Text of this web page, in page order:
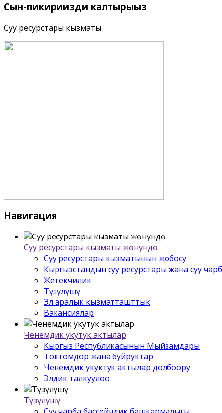
Сын-пикириңизди калтырыңыз
Суу ресурстары кызматы
Навигация
Суу ресурстары кызматы жѳнүндѳ
Суу ресурстары кызматынын жобосу
Кыргызстандын суу ресурстары жана суу
Жетекчилик
Түзүлүшү
Эл аралык кызматташттык
Вакансиялар
Ченемдик укутук актылар
Кыргыз Республикасынын Мыйзамдары
Токтомдор жана буйруктар
Ченемдик укуктук актылар долбоору
Элдик талкуулоо
Түзүлүшү
Суу чарба бассейндик башкармалыгы